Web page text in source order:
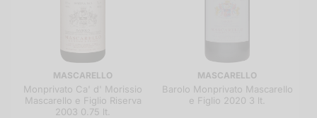
MASCARELLO
Monprivato Ca' d' Morissio
Mascarello e Figlio Riserva
2003 0.75 lt.
MASCARELLO
Barolo Monprivato Mascarello
e Figlio 2020 3 lt.